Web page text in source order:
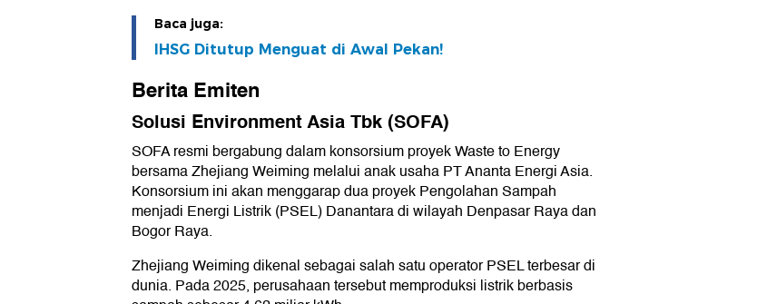
Baca juga:
IHSG Ditutup Menguat di Awal Pekan!
Berita Emiten
Solusi Environment Asia Tbk (SOFA)
SOFA resmi bergabung dalam konsorsium proyek Waste to Energy
bersama Zhejiang Weiming melalui anak usaha PT Ananta Energi Asia.
Konsorsium ini akan menggarap dua proyek Pengolahan Sampah
menjadi Energi Listrik (PSEL) Danantara di wilayah Denpasar Raya dan
Bogor Raya.
Zhejiang Weiming dikenal sebagai salah satu operator PSEL terbesar di
dunia. Pada 2025, perusahaan tersebut memproduksi listrik berbasis